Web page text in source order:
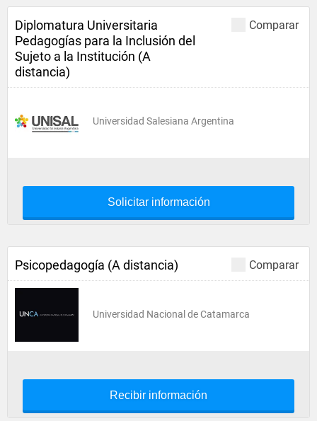
Comparar
Diplomatura Universitaria
Pedagogías para la Inclusión del
Sujeto a la Institución (A
distancia)
Universidad Salesiana Argentina
Solicitar información
Comparar
Psicopedagogía (A distancia)
Universidad Nacional de Catamarca
Recibir información